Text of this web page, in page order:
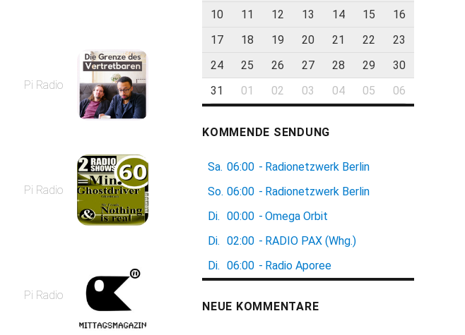
Pi Radio
Pi Radio
Pi Radio
10
11 12 13 14 15
16
17
18 19 20 21 22
23
24
25 26 27 28 29
30
31
01 02 03 04 05 06
KOMMENDE SENDUNG
Sa. 06:00 - Radionetzwerk Berlin
So. 06:00 - Radionetzwerk Berlin
Di. 00:00 - Omega Orbit
Di. 02:00 - RADIO PAX (Whg.)
Di. 06:00 - Radio Aporee
NEUE KOMMENTARE